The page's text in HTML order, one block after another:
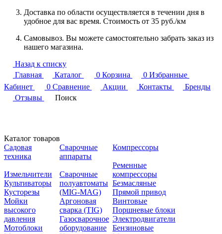
Доставка по области осуществляется в течении дня в
удобное для вас время. Стоимость от 35 руб./км
Самовывоз. Вы можете самостоятельно забрать заказ из
нашего магазина.
Назад к списку
Главная
Каталог 0 Корзина 0 Избранные
Кабинет
0 Сравнение Акции Контакты
Бренды
Отзывы
Поиск
Каталог товаров
Садовая
техника
Измельчители
Культиваторы
Кусторезы
Мойки
высокого
давления
Мотоблоки
Сварочные
аппараты
Сварочные
полуавтоматы
(MIG-MAG)
Аргоновая
сварка (TIG)
Газосварочное
оборудование
Компрессоры
Ременные
компрессоры
Безмасляные
Прямой привод
Винтовые
Поршневые блоки
Электродвигатели
Бензиновые